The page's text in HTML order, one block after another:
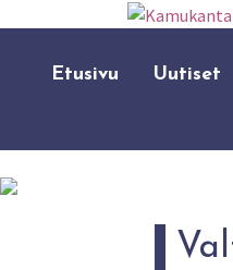
Etusivu Uutiset